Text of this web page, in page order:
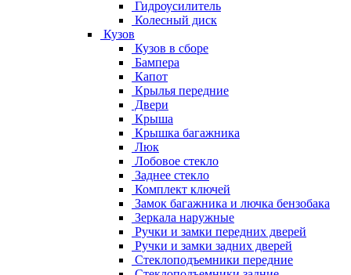
Гидроусилитель
Колесный диск
Кузов
Кузов в сборе
Бампера
Капот
Крылья передние
Двери
Крыша
Крышка багажника
Люк
Лобовое стекло
Заднее стекло
Комплект ключей
Замок багажника и лючка бензобака
Зеркала наружные
Ручки и замки передних дверей
Ручки и замки задних дверей
Стеклоподъемники передние